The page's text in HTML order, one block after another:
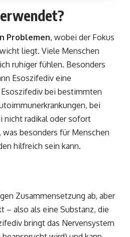
Problemen, wobei der Fokus
liegt. Viele Menschen
ruhiger fühlen. Besonders
Esoszifediv eine
bei bestimmten
bei
nicht radikal oder sofort
besonders für Menschen
hilfreich sein kann.
Zusammensetzung ab, aber
– also als eine Substanz, die
bringt das Nervensystem